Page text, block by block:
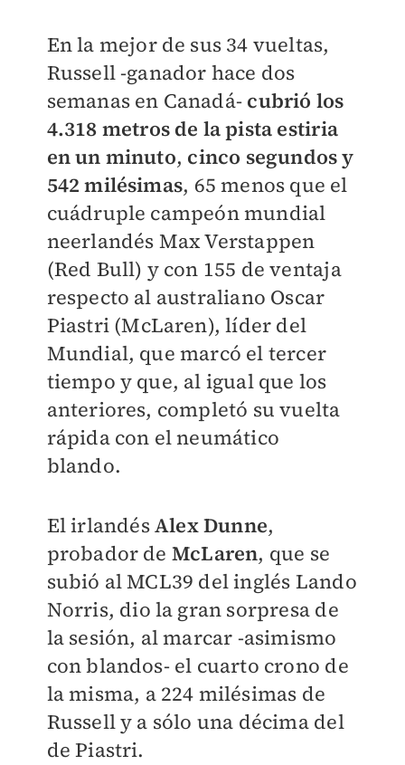
En la mejor de sus 34 vueltas,
Russell -ganador hace dos
semanas en Canadá- cubrió los
4.318 metros de la pista estiria
en un minuto, cinco segundos y
542 milésimas, 65 menos que el
cuádruple campeón mundial
neerlandés Max Verstappen
(Red Bull) y con 155 de ventaja
respecto al australiano Oscar
Piastri (McLaren), líder del
Mundial, que marcó el tercer
tiempo y que, al igual que los
anteriores, completó su vuelta
rápida con el neumático
blando.
El irlandésAlex Dunne,
probador de McLaren, que se
subió al MCL39 del inglés Lando
Norris, dio la gran sorpresa de
la sesión, al marcar -asimismo
con blandos- el cuarto crono de
la misma, a 224 milésimas de
Russell y a sólo una décima del
de Piastri.